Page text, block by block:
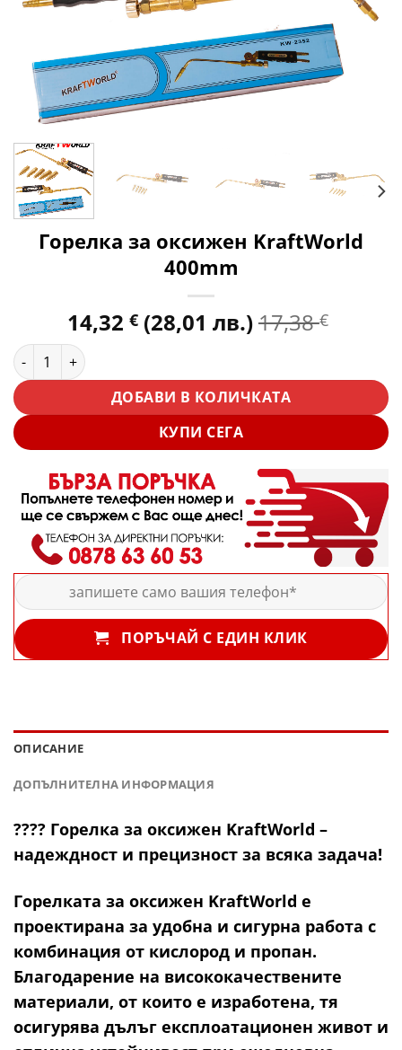
Горелка за оксижен KraftWorld
400mm
14,32 € (28,01 лв.)17,38€
количество за Горелка за оксижен KraftWorld 400mm
ДОБАВИ В КОЛИЧКАТА
КУПИ СЕГА
ПОРЪЧАЙ С ЕДИН КЛИК
ОПИСАНИЕ
ДОПЪЛНИТЕЛНА ИНФОРМАЦИЯ
???? Горелка за оксижен KraftWorld –
надеждност и прецизност за всяка задача!
Горелката за оксижен KraftWorld е
проектирана за удобна и сигурна работа с
комбинация от кислород и пропан.
Благодарение на висококачествените
материали, от които е изработена, тя
осигурява дълъг експлоатационен живот и